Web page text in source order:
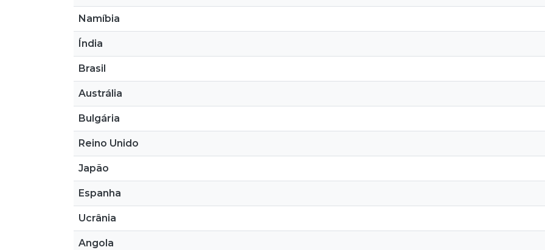
Namíbia
Índia
Brasil
Austrália
Bulgária
Reino Unido
Japão
Espanha
Ucrânia
Angola